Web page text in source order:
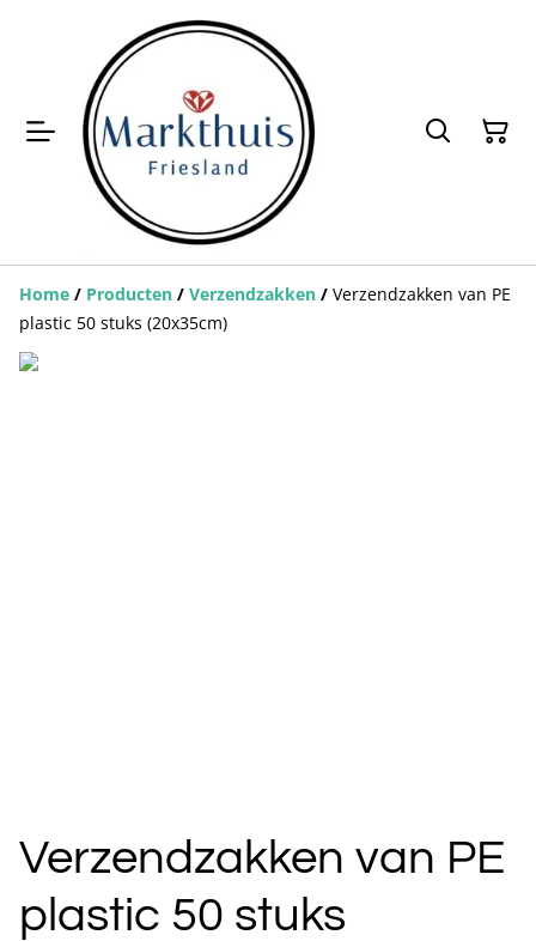
Home / Producten / Verzendzakken / Verzendzakken van PE
plastic 50 stuks (20x35cm)
Verzendzakken van PE
plastic 50 stuks